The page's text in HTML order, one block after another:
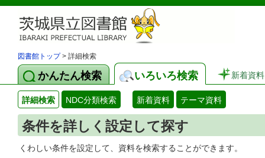
図書館トップ> 詳細検索
かんたん検索 いろいろ検索 新着資料
詳細検索 NDC分類検索 新着資料 テーマ資料
条件を詳しく設定して探す
くわしい条件を設定して、資料を検索することができます。